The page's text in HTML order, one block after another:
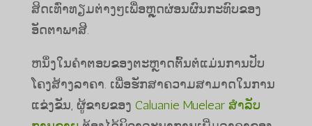
ສິດເທົ່າທຽມຕ່າງໆເພື່ອຫຼຸດຜ່ອນຜົນກະທົບຂອງ
ອັດຕາພາສີ.
ຫນຶ່ງໃນຄໍາຕອບຂອງຕະຫຼາດຕົ້ນຕໍແມ່ນການປັບ
ໂຄງສ້າງລາຄາ. ເພື່ອຮັກສາຄວາມສາມາດໃນການ
ແຂ່ງຂັນ, ຜູ້ຂາຍຂອງ Caluanie Muelear ສໍາລັບ